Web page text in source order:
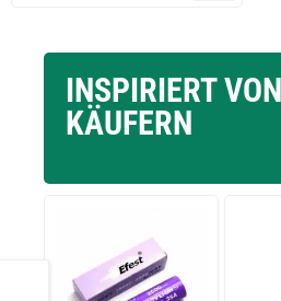
INSPIRIERT
KÄUFERN